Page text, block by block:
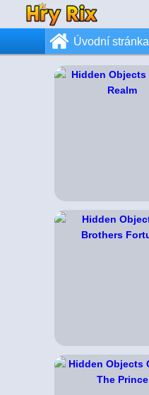
Úvodní stránka